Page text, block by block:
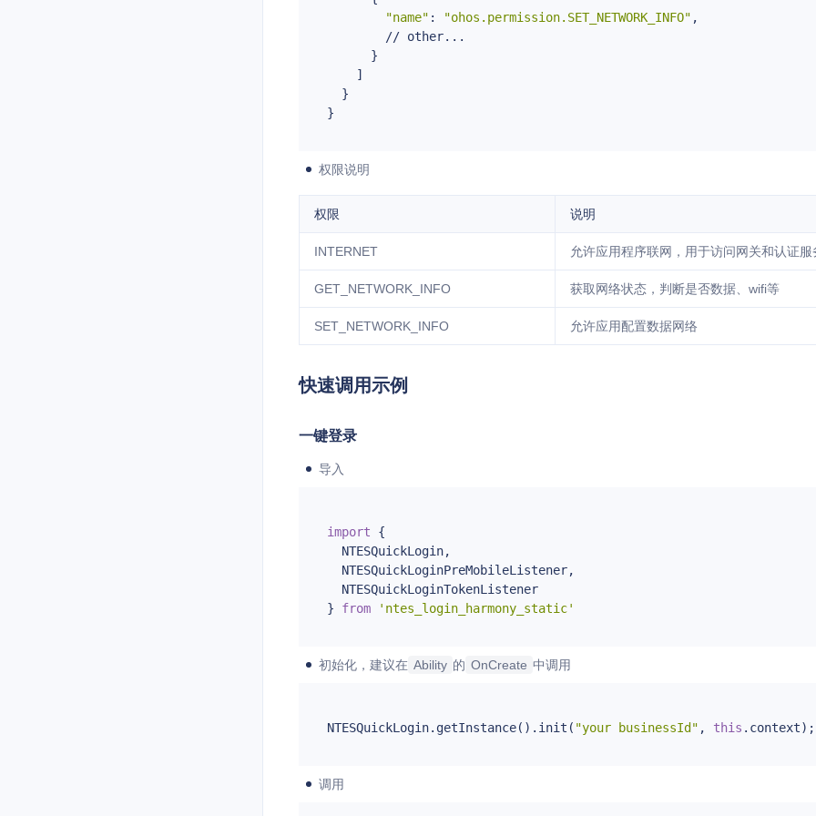
"name" : "ohos.permission.SET_NETWORK_INFO" ,
        // other...
      }
    ]
  }
权限说明
权限 说明
INTERNET 允许应用程序联网，用于访问网关和认证服
GET_NETWORK_INFO 获取网络状态，判断是否数据、wifi等
SET_NETWORK_INFO 允许应用配置数据网络
快速调用示例
一键登录
导入
import {
  NTESQuickLogin,
  NTESQuickLoginPreMobileListener,
  NTESQuickLoginTokenListener
} from 'ntes_login_harmony_static'
初始化，建议在 Ability 的 OnCreate 中调用
NTESQuickLogin.getInstance().init( "your businessId" , this
调用